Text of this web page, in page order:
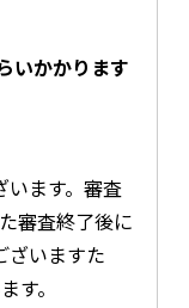
いかかります
います。審査
審査終了後に
ざいますた
す。